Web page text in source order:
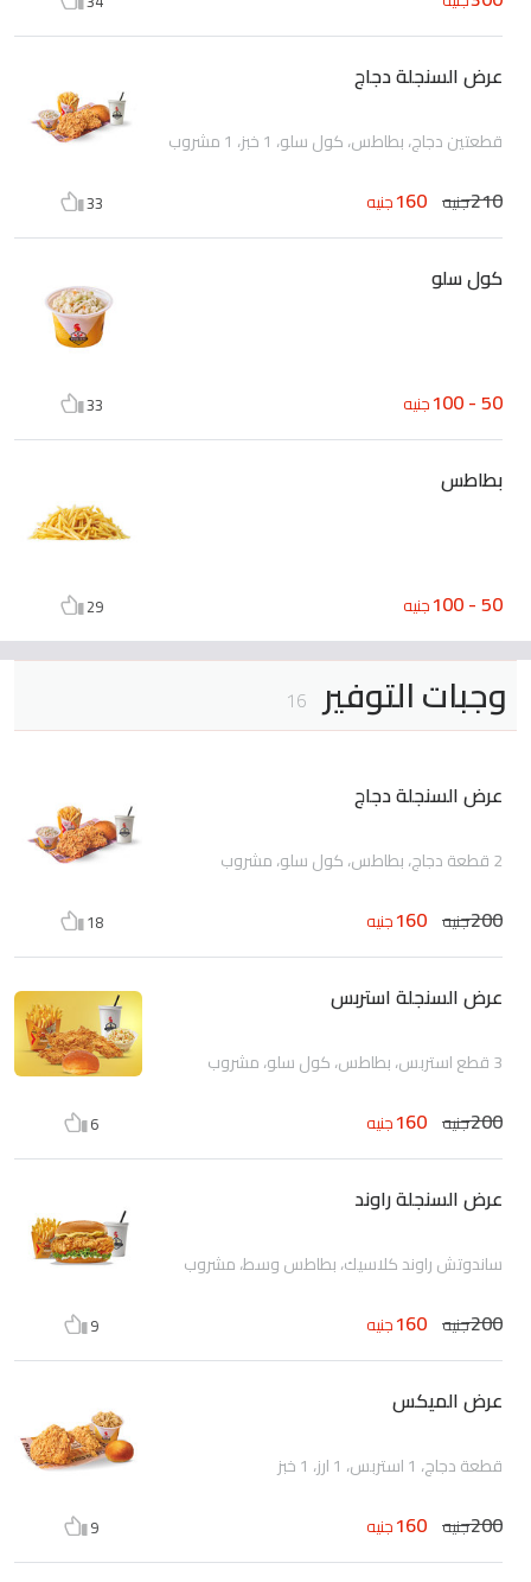
عرض السنجلة دجاج
قطعتين دجاج، بطاطس، كول سلو، 1 خبز، 1 مشروب
210جنيه 160جنيه 33
كول سلو
50 - 100 جنيه 33
بطاطس
50 - 100 جنيه 29
وجبات التوفير 16
عرض السنجلة دجاج
2 قطعة دجاج، بطاطس، كول سلو، مشروب
200جنيه 160جنيه 18
عرض السنجلة استربس
3 قطع استربس، بطاطس، كول سلو، مشروب
200جنيه 160جنيه 6
عرض السنجلة راوند
ساندوتش راوند كلاسيك، بطاطس وسط، مشروب
200جنيه 160جنيه 9
عرض الميكس
قطعة دجاج، 1 استربس، 1 ارز، 1 خبز
200جنيه 160جنيه 9